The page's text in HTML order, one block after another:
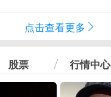
点击查看更多
股票 行情中心